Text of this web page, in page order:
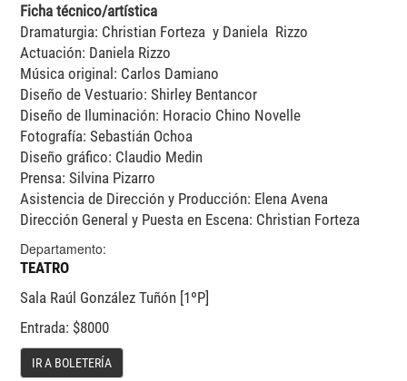
Ficha técnico/artística
Dramaturgia: Christian Forteza y Daniela Rizzo
Actuación: Daniela Rizzo
Música original: Carlos Damiano
Diseño de Vestuario: Shirley Bentancor
Diseño de Iluminación: Horacio Chino Novelle
Fotografía: Sebastián Ochoa
Diseño gráfico: Claudio Medin
Prensa: Silvina Pizarro
Asistencia de Dirección y Producción: Elena Avena
Dirección General y Puesta en Escena: Christian Forteza
Departamento:
TEATRO
Sala Raúl González Tuñón [1ºP]
Entrada: $8000
IR A BOLETERÍA